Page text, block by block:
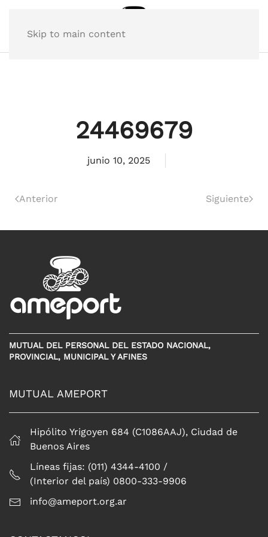
Skip to main content
24469679
junio 10, 2025
Anterior Siguiente
MUTUAL DEL PERSONAL DEL ESTADO NACIONAL,
PROVINCIAL, MUNICIPAL Y AFINES
MUTUAL AMEPORT
Hipólito Yrigoyen 684 (C1086AAJ), Ciudad de
Buenos Aires
Líneas fijas: (011) 4344-4100 /
(Interior del país) 0800-333-9906
info@ameport.org.ar